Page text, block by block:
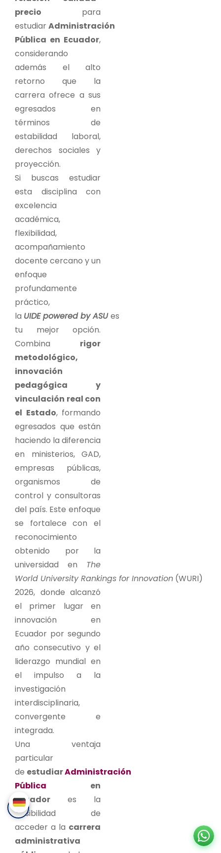
precio para
estudiarAdministración
Pública en Ecuador,
considerando
además el alto
retorno que la
carrera ofrece a sus
egresados en
términos de
estabilidad laboral,
derechos sociales y
proyección.
Si buscas estudiar
esta disciplina con
excelencia
académica,
flexibilidad,
acompañamiento
docente cercano y un
enfoque
profundamente
práctico,
la UIDE powered by ASUes
tu mejor opción.
Combina rigor
metodológico,
innovación
pedagógica y
vinculación real con
el Estado, formando
egresados que están
haciendo la diferencia
en ministerios, GAD,
empresas públicas,
organismos de
control y consultoras
del país. Este enfoque
se fortalece con el
reconocimiento
obtenido por la
universidad en The
World University Rankings for Innovation (WURI)
2026, donde alcanzó
el primer lugar en
innovación en
Ecuador por segundo
año consecutivo y el
liderazgo mundial en
el impulso a la
investigación
interdisciplinaria,
convergente e
integrada.
Una ventaja
particular
de estudiarAdministración
Pública en
Ecuador es la
posibilidad de
acceder a la carrera
administrativa